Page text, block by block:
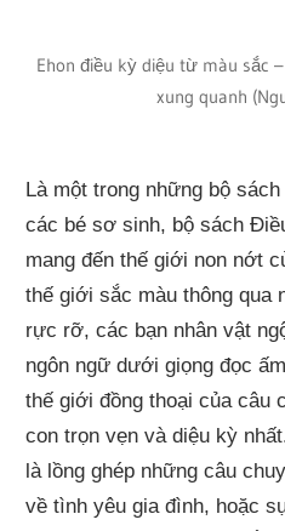
Ehon điều kỳ diệu từ màu sắc
xung quanh
Là một trong những bộ
các bé sơ sinh, bộ sách
mang đến thế giới non nớt
thế giới sắc màu thông qua
rực rỡ, các bạn nhân vật
ngôn ngữ dưới giọng đọc
thế giới đồng thoại của câu
con trọn vẹn và diệu kỳ
là lồng ghép những câu
về tình yêu gia đình, hoặc